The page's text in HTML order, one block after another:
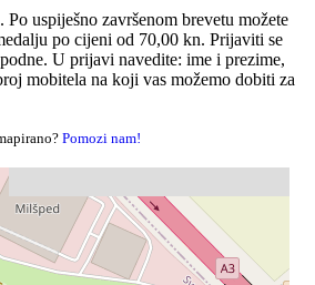
uspiješno završenom brevetu možete
po cijeni od 70,00 kn. Prijaviti se
U prijavi navedite: ime i prezime,
mobitela na koji vas možemo dobiti za
Pomozi nam!